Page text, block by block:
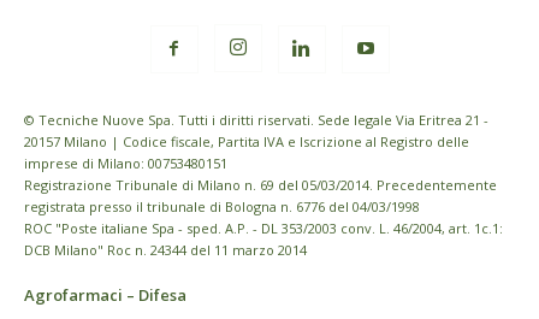
© Tecniche Nuove Spa. Tutti i diritti riservati. Sede legale Via Eritrea 21 -
20157 Milano | Codice fiscale, Partita IVA e Iscrizione al Registro delle
imprese di Milano: 00753480151
Registrazione Tribunale di Milano n. 69 del 05/03/2014. Precedentemente
registrata presso il tribunale di Bologna n. 6776 del 04/03/1998
ROC "Poste italiane Spa - sped. A.P. - DL 353/2003 conv. L. 46/2004, art. 1c.1:
DCB Milano" Roc n. 24344 del 11 marzo 2014
Agrofarmaci – Difesa